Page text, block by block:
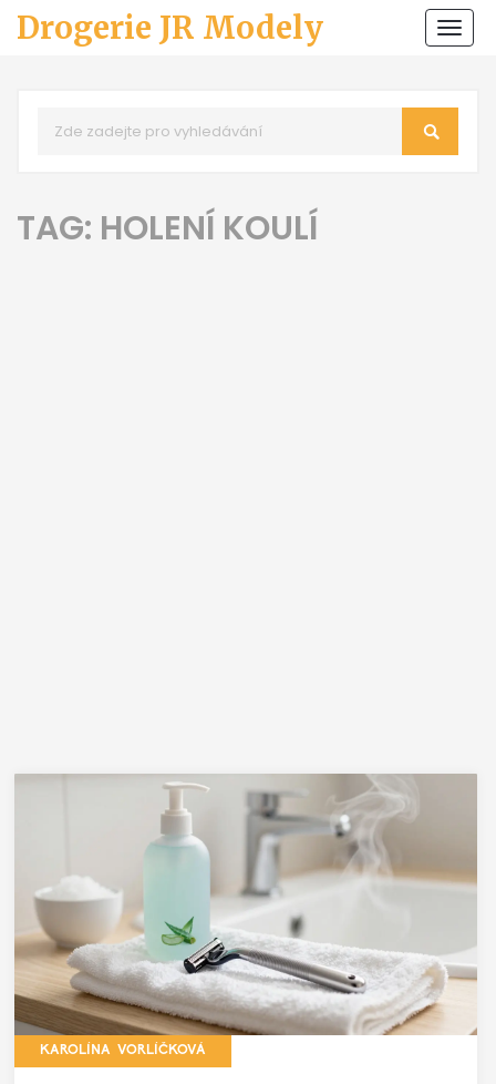
Drogerie JR Modely
TAG: HOLENÍ KOULÍ
KAROLÍNA VORLÍČKOVÁ